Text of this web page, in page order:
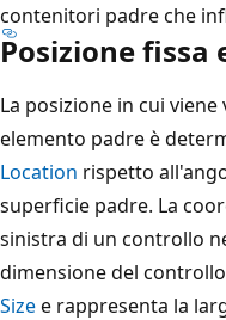
contenitori padre che
Posizione fissa
La posizione in cui
elemento padre è
Location rispetto
superficie padre. La
sinistra di un controllo
dimensione del
Sizee rappresenta la